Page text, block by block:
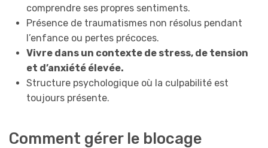
comprendre ses propres sentiments.
Présence de traumatismes non résolus pendant
l’enfance ou pertes précoces.
Vivre dans un contexte de stress, de tension
et d’anxiété élevée.
Structure psychologique où la culpabilité est
toujours présente.
Comment gérer le blocage